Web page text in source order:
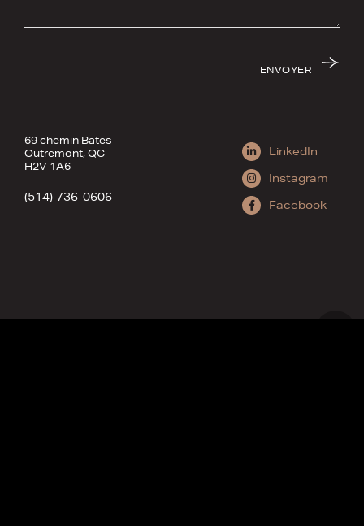
ENVOYER
69 chemin Bates
Outremont, QC
H2V 1A6
(514) 736-0606
LinkedIn
Instagram
Facebook